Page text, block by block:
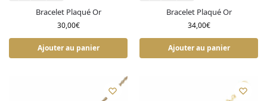
Bracelet Plaqué Or
30,00€
Ajouter au panier
Bracelet Plaqué Or
34,00€
Ajouter au panier